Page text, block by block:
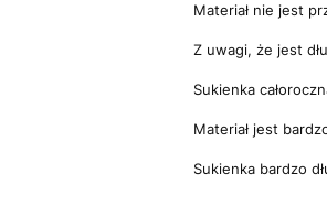
Materiał nie jest
Z uwagi, że jest
Sukienka
Materiał jest
Sukienka bardzo